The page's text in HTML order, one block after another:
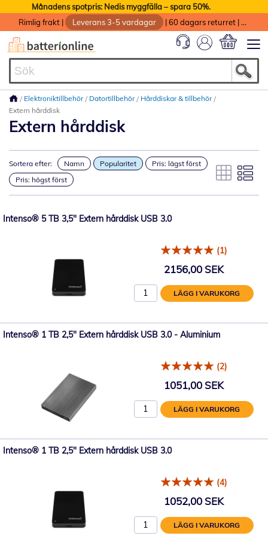
Månadens spotpris: Nedis myggfälla – spara 50%.
Rimlig frakt | Leverans 3-5 vardagar |60 dagars returret |
Elektroniktillbehör Datortillbehör
Hårddiskar & tillbehör
Extern hårddisk
Extern hårddisk
Sortera efter: Namn Popularitet
Pris: lägst först
Pris: högst först
Intenso® 5 TB 3,5" Extern hårddisk USB 3.0
(1)
2156,00 SEK
LÄGG I VARUKORG
Intenso® 1 TB 2,5" Extern hårddisk USB 3.0 - Aluminium
(2)
1051,00 SEK
LÄGG I VARUKORG
Intenso® 1 TB 2,5" Extern hårddisk USB 3.0
(4)
1052,00 SEK
LÄGG I VARUKORG